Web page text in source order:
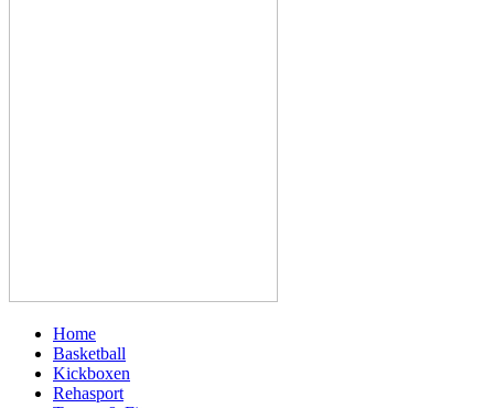
Home
Basketball
Kickboxen
Rehasport